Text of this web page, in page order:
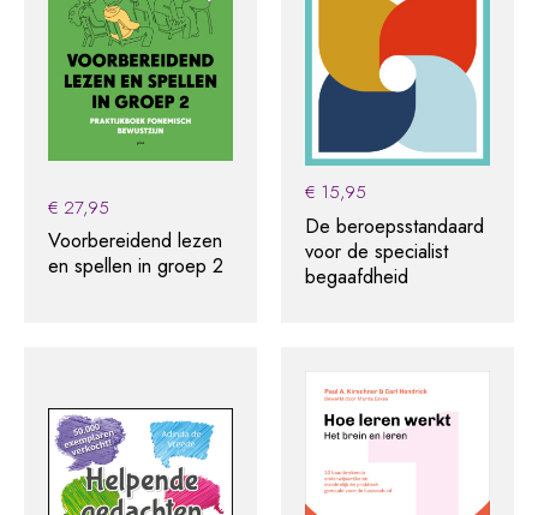
€ 27,95
Voorbereidend lezen
en spellen in groep 2
€ 15,95
De beroepsstandaard
voor de specialist
begaafdheid